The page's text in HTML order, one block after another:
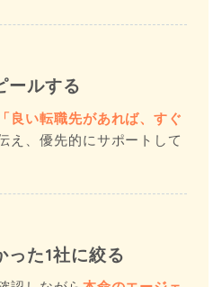
ールする
「良い転職先があれば、すぐ
え、優先的にサポートして
った1社に絞る